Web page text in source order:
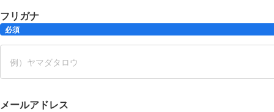
フリガナ
必須
メールアドレス